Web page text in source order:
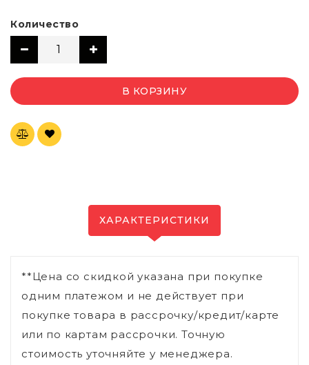
Количество
В КОРЗИНУ
ХАРАКТЕРИСТИКИ
**Цена со скидкой указана при покупке
одним платежом и не действует при
покупке товара в рассрочку/кредит/карте
или по картам рассрочки. Точную
стоимость уточняйте у менеджера.